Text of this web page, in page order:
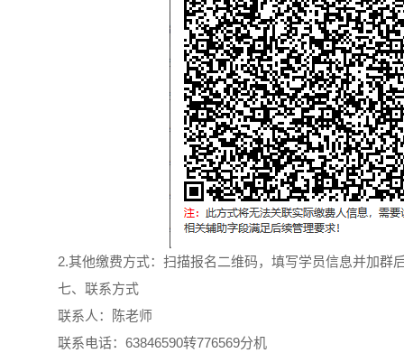
2.其他缴费方式：扫描报名二维码，填写学员信息并加群
七、联系方式
联系人：陈老师
联系电话：63846590转776569分机